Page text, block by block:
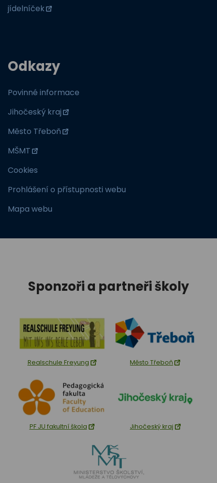
jídelníček
Odkazy
Povinné informace
Jihočeský kraj
Město Třeboň
MŠMT
Cookies
Prohlášení o přístupnosti webu
Mapa webu
Sponzoři a partneři školy
Realschule Freyung Město Třeboň
PF JU fakultní škola Jihočeský kraj